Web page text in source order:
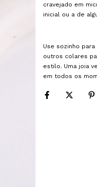
cravejado em
inicial ou a de
Use sozinho
outros colares
estilo. Uma joia
em todos os